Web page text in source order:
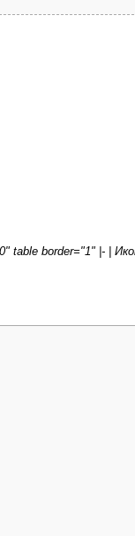
border="1" |- |